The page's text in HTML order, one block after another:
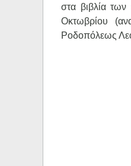
στα βιβλία των
Οκτωβρίου
Ροδοπόλεως